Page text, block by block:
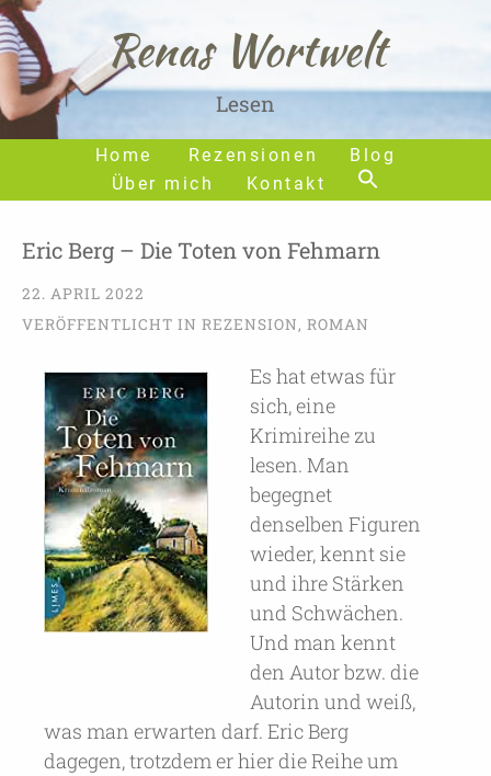
Home Rezensionen
Blog
Über mich
Kontakt
Renas Wortwelt
Lesen
Eric Berg – Die Toten von Fehmarn
22. APRIL 2022
VERÖFFENTLICHT IN REZENSION, ROMAN
Es hat etwas für
sich, eine
Krimireihe zu
lesen. Man
begegnet
denselben Figuren
wieder, kennt sie
und ihre Stärken
und Schwächen.
Und man kennt
den Autor bzw. die
Autorin und weiß,
was man erwarten darf. Eric Berg
dagegen, trotzdem er hier die Reihe um